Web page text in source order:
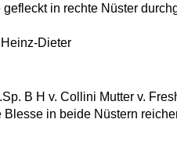
in rechte Nüster
Dieter
B H v. Collini Mutter v.
Blesse in beide Nüstern